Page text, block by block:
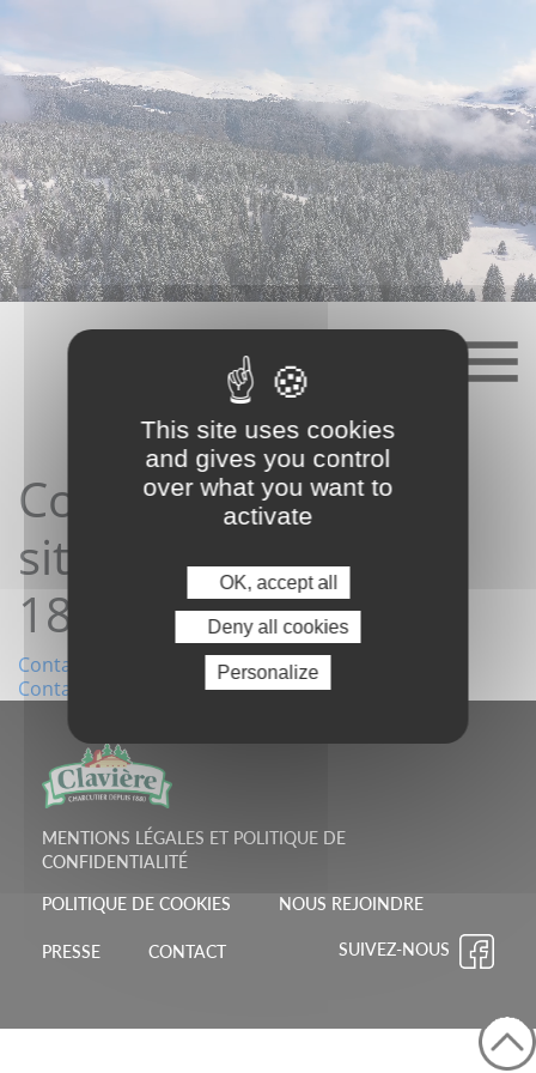
content
Contact depuis le
site08/01/2023
18:52:18
Navigation
l’article
Contact depuis le site09/12/2022 15:33:36
Contact depuis le site22/01/2023 18:22:56
MENTIONS LÉGALES ET POLITIQUE DE
CONFIDENTIALITÉ
POLITIQUE DE COOKIES NOUS REJOINDRE
PRESSE CONTACT SUIVEZ-NOUS
This site uses cookies
and gives you control
over what you want to
activate
OK, accept all
Deny all cookies
Personalize